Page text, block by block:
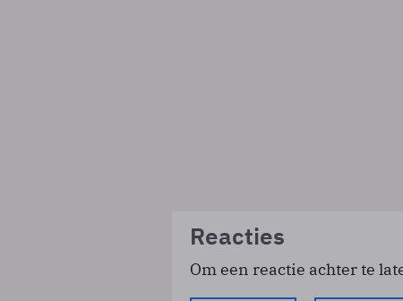
Reacties
Om een reactie achter te